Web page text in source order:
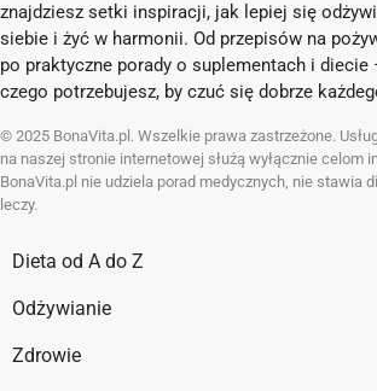
znajdziesz setki inspiracji, jak lepiej się
siebie i żyć w harmonii. Od przepisów na
po praktyczne porady o suplementach i diecie
czego potrzebujesz, by czuć się dobrze
© 2025 BonaVita.pl. Wszelkie prawa zastrzeżone.
na naszej stronie internetowej służą wyłącznie celom
BonaVita.pl nie udziela porad medycznych, nie stawia
leczy.
Dieta od A do Z
Odżywianie
Zdrowie